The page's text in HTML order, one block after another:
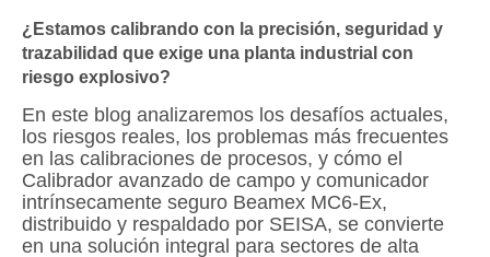
¿Estamos calibrando con la precisión, seguridad y
trazabilidad que exige una planta industrial con
riesgo explosivo?
En este blog analizaremos los desafíos actuales,
los riesgos reales, los problemas más frecuentes
en las calibraciones de procesos, y cómo el
Calibrador avanzado de campo y comunicador
intrínsecamente seguro Beamex MC6-Ex,
distribuido y respaldado por SEISA, se convierte
en una solución integral para sectores de alta